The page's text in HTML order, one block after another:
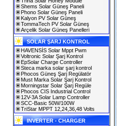
Shems Solar Güneş Paneli
Phono Solar Güneş Paneli
Kalyon PV Solar Güneş
TommaTech PV Solar Güneş
Arçelik Solar Güneş Panelleri
SOLAR ŞARJ KONTROL
HAVENSİS Solar Mppt Pwm
Voltronic Solar Şarj Kontrol
EpSolar Charge Controller
Steca marka solar şarj kontrol
Phocos Güneş Şarj Regülatör
Must Marka Solar Şarj Kontrol
Morningstar Solar Şarj Regüle
Phocos CIS Industrial Control
12V-3A Solar Lamp Controller
SCC-Basic 50W/100W
TriStar MPPT 12,24,36,48 Volts
INVERTER - CHARGER